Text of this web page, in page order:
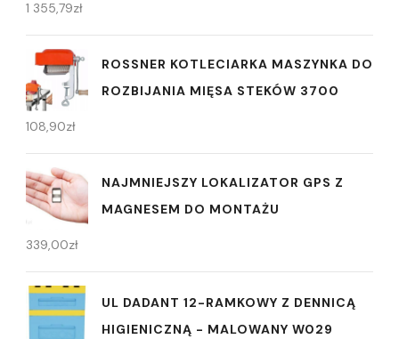
1 355,79zł
ROSSNER KOTLECIARKA MASZYNKA DO
ROZBIJANIA MIĘSA STEKÓW 3700
108,90zł
NAJMNIEJSZY LOKALIZATOR GPS Z
MAGNESEM DO MONTAŻU
339,00zł
UL DADANT 12-RAMKOWY Z DENNICĄ
HIGIENICZNĄ - MALOWANY W029